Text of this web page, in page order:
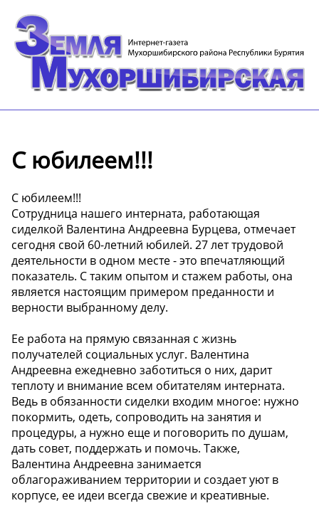
С юбилеем!!!
С юбилеем!!!
Сотрудница нашего интерната, работающая
сиделкой Валентина Андреевна Бурцева, отмечает
сегодня свой 60-летний юбилей. 27 лет трудовой
деятельности в одном месте - это впечатляющий
показатель. С таким опытом и стажем работы, она
является настоящим примером преданности и
верности выбранному делу.
Ее работа на прямую связанная с жизнь
получателей социальных услуг. Валентина
Андреевна ежедневно заботиться о них, дарит
теплоту и внимание всем обитателям интерната.
Ведь в обязанности сиделки входим многое: нужно
покормить, одеть, сопроводить на занятия и
процедуры, а нужно еще и поговорить по душам,
дать совет, поддержать и помочь. Также,
Валентина Андреевна занимается
облагораживанием территории и создает уют в
корпусе, ее идеи всегда свежие и креативные.